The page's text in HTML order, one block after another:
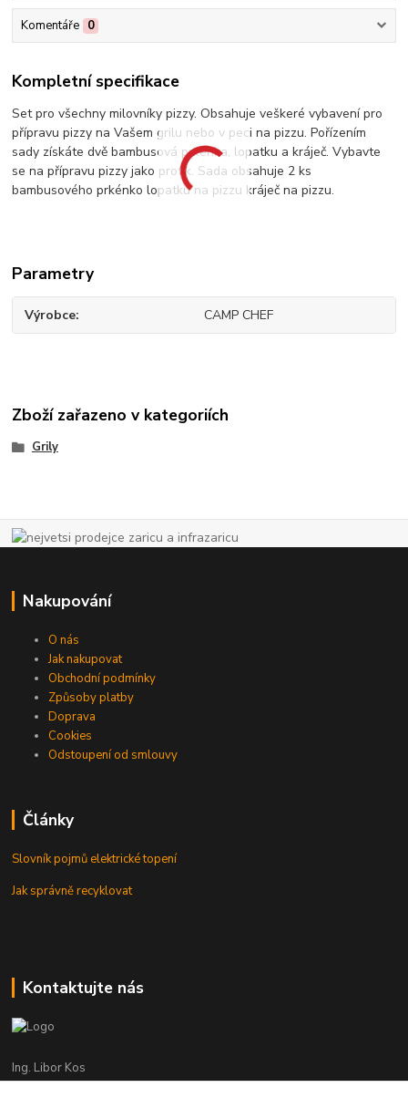
Komentáře 0
Kompletní specifikace
Set pro všechny milovníky pizzy. Obsahuje veškeré vybavení pro
přípravu pizzy na Vašem grilu nebo v peci na pizzu. Pořízením
sady získáte dvě bambusová prkénka, lopatku a kráječ. Vybavte
se na přípravu pizzy jako profík. Sada obsahuje 2 ks
bambusového prkénko lopatku na pizzu kráječ na pizzu.
Parametry
Výrobce CAMP CHEF
Zboží zařazeno v kategoriích
Grily
Nakupování
O nás
Jak nakupovat
Obchodní podmínky
Způsoby platby
Doprava
Cookies
Odstoupení od smlouvy
Články
Slovník pojmů elektrické topení
Jak správně recyklovat
Kontaktujte nás
Ing. Libor Kos
+420 601 555 225